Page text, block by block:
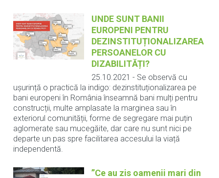
UNDE SUNT BANII
EUROPENI PENTRU
DEZINSTITUȚIONALIZAREA
PERSOANELOR CU
DIZABILITĂȚI?
25.10.2021 - Se observă cu
ușurință o practică la indigo: dezinstituționalizarea pe
bani europeni în România înseamnă bani mulți pentru
construcții, multe amplasate la marginea sau în
exteriorul comunității, forme de segregare mai puțin
aglomerate sau mucegăite, dar care nu sunt nici pe
departe un pas spre facilitarea accesului la viață
independentă.
”Ce au zis oamenii mari din